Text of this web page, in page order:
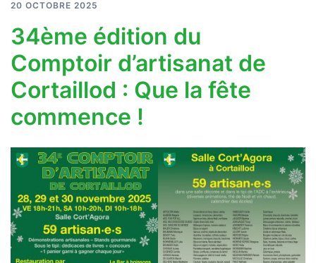
20 OCTOBRE 2025
34ème édition du
Comptoir d’artisanat de
Cortaillod : Que la fête
commence !